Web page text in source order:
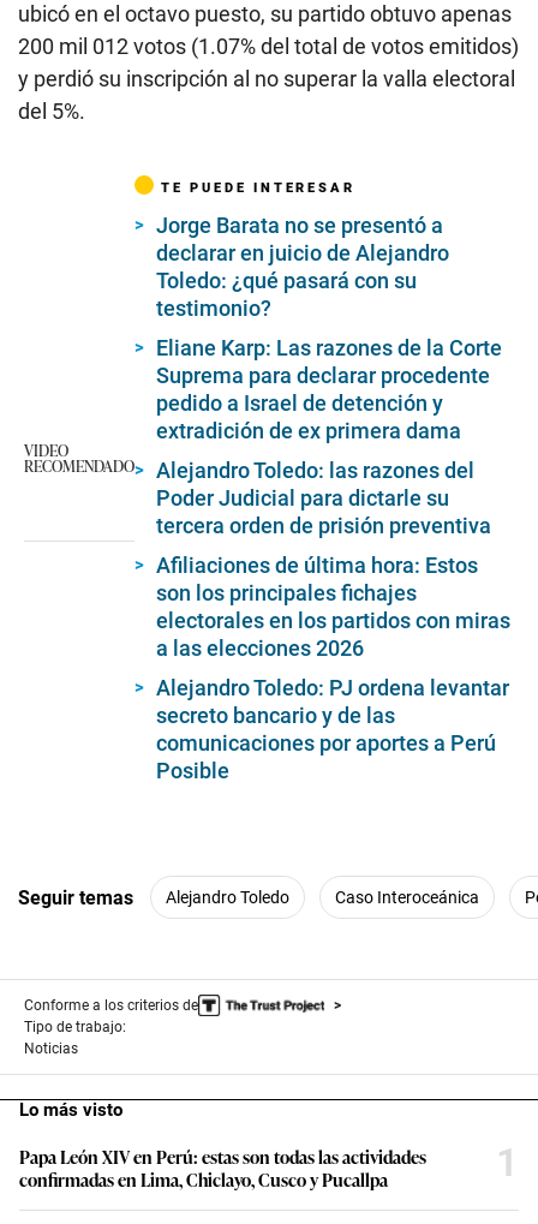
ubicó en el octavo puesto, su partido obtuvo apenas
200 mil 012 votos (1.07% del total de votos emitidos)
y perdió su inscripción al no superar la valla electoral
del 5%.
VIDEO
RECOMENDADO
TE PUEDE INTERESAR
Jorge Barata no se presentó a
declarar en juicio de Alejandro
Toledo: ¿qué pasará con su
testimonio?
Eliane Karp: Las razones de la Corte
Suprema para declarar procedente
pedido a Israel de detención y
extradición de ex primera dama
Alejandro Toledo: las razones del
Poder Judicial para dictarle su
tercera orden de prisión preventiva
Afiliaciones de última hora: Estos
son los principales fichajes
electorales en los partidos con miras
a las elecciones 2026
Alejandro Toledo: PJ ordena levantar
secreto bancario y de las
comunicaciones por aportes a Perú
Posible
Seguir temas Alejandro Toledo Caso Interoceánica
Conforme a los criterios de
Tipo de trabajo:
Noticias
Lo más visto
Papa León XIV en Perú: estas son todas las actividades
confirmadas en Lima, Chiclayo, Cusco y Pucallpa
1